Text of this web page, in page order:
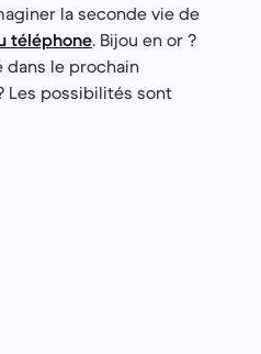
la seconde vie de
téléphone. Bijou en or ?
dans le prochain
Les possibilités sont